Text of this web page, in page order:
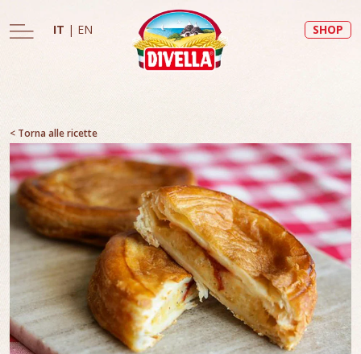
IT | EN SHOP
< Torna alle ricette